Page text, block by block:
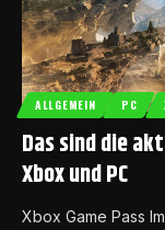
ALLGEMEIN PC
Das sind die
Xbox und PC
Xbox Game Pass